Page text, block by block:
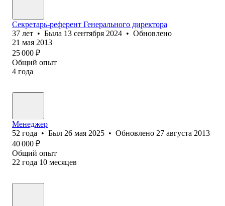
Секретарь-референт Генерального директора
37 лет • Была 13 сентября 2024 • Обновлено
21 мая 2013
25 000 ₽
Общий опыт
4 года
Менеджер
52 года • Был 26 мая 2025 • Обновлено 27 августа 2013
40 000 ₽
Общий опыт
22 года 10 месяцев